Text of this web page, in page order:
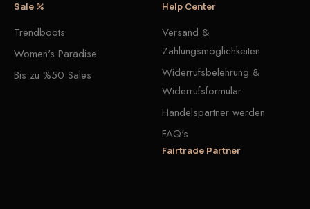
Sale %
Trendboots
Women's Paradise
Bis zu %50 Sales
Help Center
Versand &
Zahlungsmöglichkeiten
Widerrufsbelehrung &
Widerrufsformular
Handelspartner werden
FAQ's
Fairtrade Partner